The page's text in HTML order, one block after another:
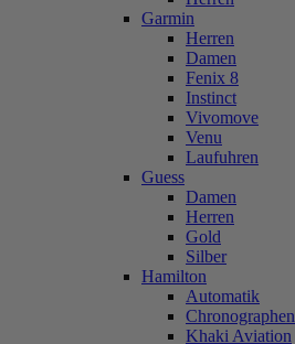
Garmin
Herren
Damen
Fenix 8
Instinct
Vivomove
Venu
Laufuhren
Guess
Damen
Herren
Gold
Silber
Hamilton
Automatik
Chronographen
Khaki Aviation